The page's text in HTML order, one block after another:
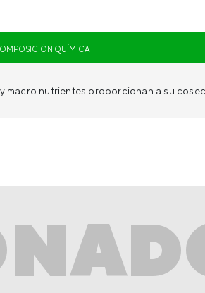
QUÍMICA
macro nutrientes proporcionan a su